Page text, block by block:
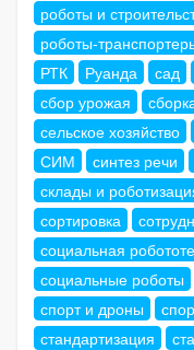
роботы и
роботы-
РТК
Руанда сад
сбор урожая
сельское хозяйство
СИМ
синтез речи
склады и
сортировка
социальная
социальные роботы
спорт и дроны
стандартизация